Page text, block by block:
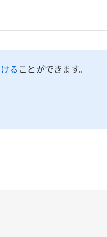
る ことができます。